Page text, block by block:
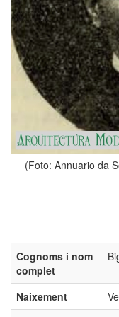
(Foto: Annuario da
Cognoms i nom
complet
Naixement